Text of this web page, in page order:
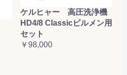
ケルヒャー 高圧洗浄機
HD4/8 Classicビルメン用
セット
￥98,000